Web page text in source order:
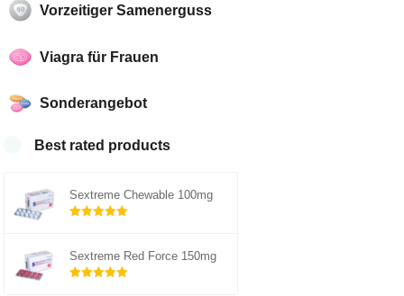
Vorzeitiger Samenerguss
Viagra für Frauen
Sonderangebot
Best rated products
Sextreme Chewable 100mg
5
Sextreme Red Force 150mg